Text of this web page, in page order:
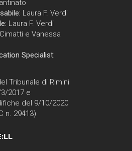
Laura F. Verdi
Laura F. Verdi
e Vanessa
Specialist:
Tribunale di Rimini
2017 e
del 9/10/2020
n. 29413)